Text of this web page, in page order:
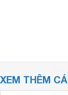
XEM THÊM